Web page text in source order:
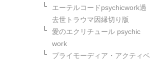
エーテルコードpsychicwork過
去世トラウマ因縁切り版
愛のエクリチュール psychic
work
プライモーディア・アクティベ